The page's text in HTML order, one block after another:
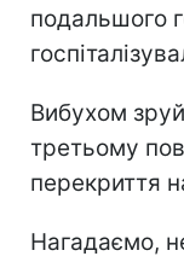
подальшого
Вибухом
третьому
перекриття
Нагадаємо,